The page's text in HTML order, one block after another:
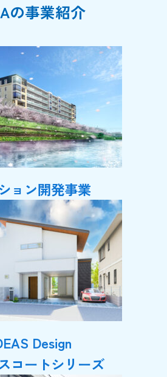
の事業紹介
ョン開発事業
Design
コートシリーズ